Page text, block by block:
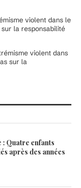
violent dans le
la responsabilité
violent dans
sur la
: Quatre enfants
après des années